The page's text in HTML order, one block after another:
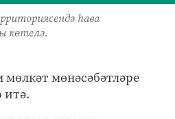
һава
көтелә.
мөнәсәбәтләре
итә.